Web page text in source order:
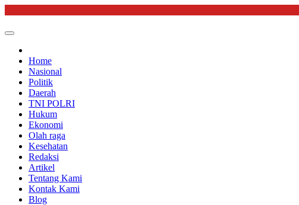
content
Home
Nasional
Politik
Daerah
TNI POLRI
Hukum
Ekonomi
Olah raga
Kesehatan
Redaksi
Artikel
Tentang Kami
Kontak Kami
Blog